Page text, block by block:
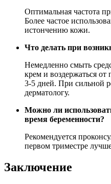
Оптимальная частота
Более частое
истончению кожи.
Что делать при
Немедленно смыть
крем и воздержаться
3-5 дней. При сильной
дерматологу.
Можно ли
время беременности?
Рекомендуется
первом триместре
Заключение